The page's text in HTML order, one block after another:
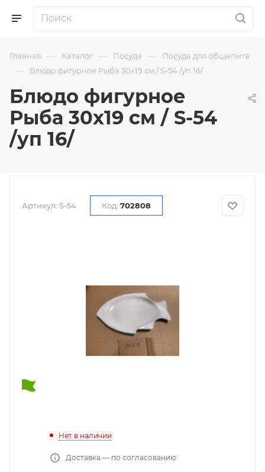
Главная — Каталог — Посуда — Посуда для общепита
— Блюдо фигурное Рыба 30х19 см / S-54 /уп 16/
Блюдо фигурное
Рыба 30х19 см / S-54
/уп 16/
Артикул: S-54 Код: 702808
Нет в наличии
Доставка — по согласованию